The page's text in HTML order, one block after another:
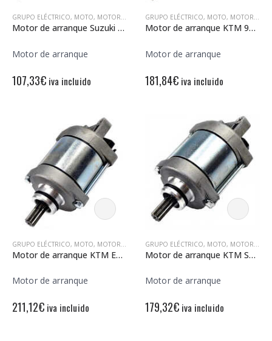
GRUPO ELÉCTRICO, MOTO, MOTORES DE ARRANQUE
Motor de arranque Suzuki DR200-350 12V – 10 Dientes – Rotación izquierda
Motor de arranque
107,33€ iva incluido
GRUPO ELÉCTRICO, MOTO, MOTORES DE ARRANQUE
Motor de arranque KTM 990 Adv 12V – 9 Dientes – Rotación izquierda
Motor de arranque
181,84€ iva incluido
GRUPO ELÉCTRICO, MOTO, MOTORES DE ARRANQUE
Motor de arranque KTM EXC-F 12V – 9 Dientes – Rotación izquierda
Motor de arranque
211,12€ iva incluido
GRUPO ELÉCTRICO, MOTO, MOTORES DE ARRANQUE
Motor de arranque KTM SXF 250-350 12V – 9 Dientes – Rotación derecha
Motor de arranque
179,32€ iva incluido